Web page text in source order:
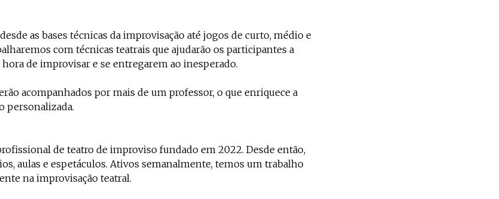
as bases técnicas da improvisação até jogos de curto, médio e
com técnicas teatrais que ajudarão os participantes a
de improvisar e se entregarem ao inesperado.
acompanhados por mais de um professor, o que enriquece a
personalizada.
de teatro de improviso fundado em 2022. Desde então,
aulas e espetáculos. Ativos semanalmente, temos um trabalho
na improvisação teatral.